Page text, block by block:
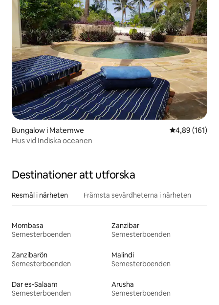
Bungalow i Matemwe 4,89 av 5 i
4,89 (161)
Hus vid Indiska oceanen
Destinationer att utforska
Resmål i närheten Främsta sevärdheterna i närheten
Mombasa
Semesterboenden
Zanzibar
Semesterboenden
Zanzibarön
Semesterboenden
Malindi
Semesterboenden
Dar es-Salaam
Semesterboenden
Arusha
Semesterboenden